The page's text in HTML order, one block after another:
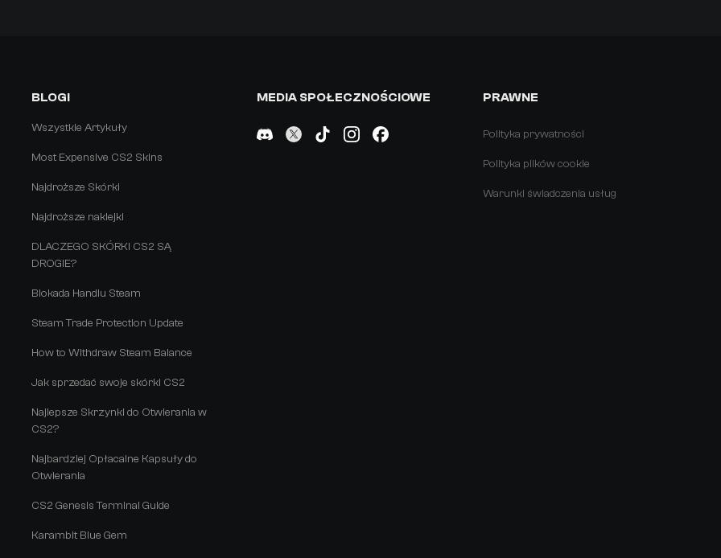
BLOGI
Wszystkie Artykuły
Most Expensive CS2 Skins
Najdroższe Skórki
Najdroższe naklejki
DLACZEGO SKÓRKI CS2 SĄ
DROGIE?
Blokada Handlu Steam
Steam Trade Protection Update
How to Withdraw Steam Balance
Jak sprzedać swoje skórki CS2
Najlepsze Skrzynki do Otwierania w
CS2?
Najbardziej Opłacalne Kapsuły do
Otwierania
CS2 Genesis Terminal Guide
Karambit Blue Gem
MEDIA SPOŁECZNOŚCIOWE PRAWNE
Polityka prywatności
Polityka plików cookie
Warunki świadczenia usług